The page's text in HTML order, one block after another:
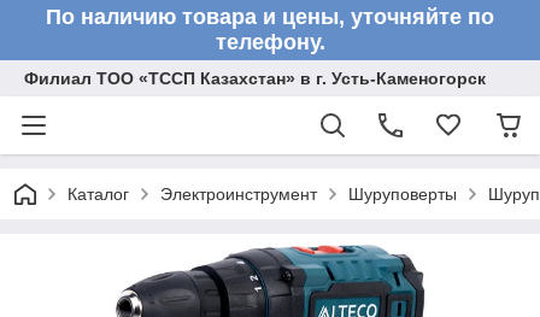
По наличию товара и цены, уточняйте по
телефону.
Филиал ТОО «ТССП Казахстан» в г. Усть-Каменогорск
Каталог Электроинструмент Шуруповерты